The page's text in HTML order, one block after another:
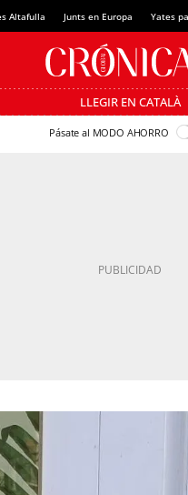
Altafulla Junts en Europa Yates
LLEGIR EN CATALÀ
Pásate al MODO AHORRO